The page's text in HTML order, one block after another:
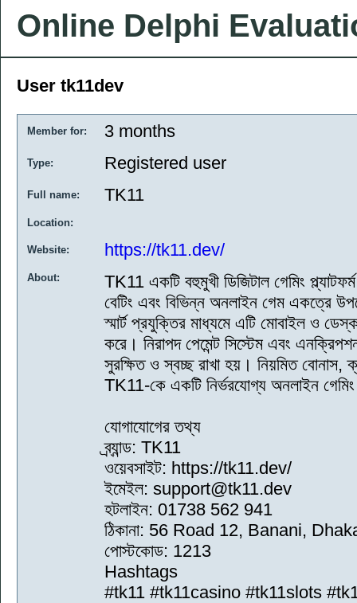
Online Delphi
User tk11dev
Member for: 3 months
Type: Registered user
Full name: TK11
Location:
Website: https://tk11.dev/
About:
TK11 একটি বহুমুখী ডিজিটাল গেমিং
বেটিং এবং বিভিন্ন অনলাইন গেম একত্রে
স্মার্ট প্রযুক্তির মাধ্যমে এটি মোবাইল ও
করে। নিরাপদ পেমেন্ট সিস্টেম এবং
সুরক্ষিত ও স্বচ্ছ রাখা হয়। নিয়মিত বোনাস,
TK11-কে একটি নির্ভরযোগ্য অনলাইন গেমিং
যোগাযোগের তথ্য
ব্র্যান্ড: TK11
ওয়েবসাইট: https://tk11.dev/
ইমেইল: support@tk11.dev
হটলাইন: 01738 562 941
ঠিকানা: 56 Road 12, Banani,
পোস্টকোড: 1213
Hashtags
#tk11 #tk11casino #tk11slots